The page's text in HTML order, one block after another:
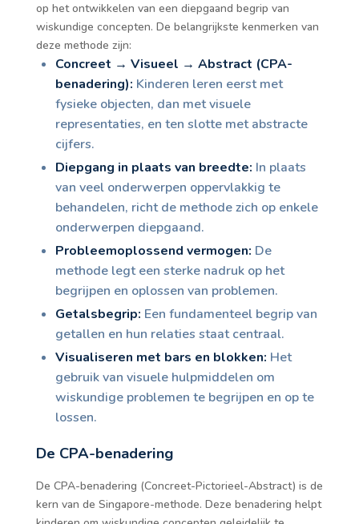
op het ontwikkelen van een diepgaand begrip van
wiskundige concepten. De belangrijkste kenmerken van
deze methode zijn:
Concreet → Visueel → Abstract (CPA-
benadering): Kinderen leren eerst met
fysieke objecten, dan met visuele
representaties, en ten slotte met abstracte
cijfers.
Diepgang in plaats van breedte: In plaats
van veel onderwerpen oppervlakkig te
behandelen, richt de methode zich op enkele
onderwerpen diepgaand.
Probleemoplossend vermogen: De
methode legt een sterke nadruk op het
begrijpen en oplossen van problemen.
Getalsbegrip: Een fundamenteel begrip van
getallen en hun relaties staat centraal.
Visualiseren met bars en blokken: Het
gebruik van visuele hulpmiddelen om
wiskundige problemen te begrijpen en op te
lossen.
De CPA-benadering
De CPA-benadering (Concreet-Pictorieel-Abstract) is de
kern van de Singapore-methode. Deze benadering helpt